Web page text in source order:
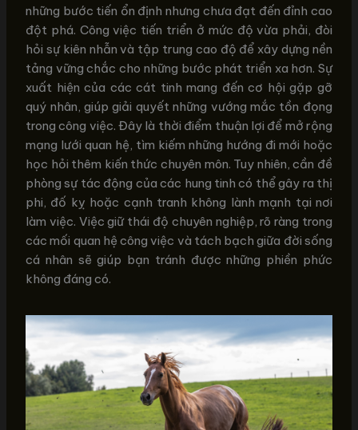
những bước tiến ổn định nhưng chưa đạt đến đỉnh cao
đột phá. Công việc tiến triển ở mức độ vừa phải, đòi
hỏi sự kiên nhẫn và tập trung cao độ để xây dựng nền
tảng vững chắc cho những bước phát triển xa hơn. Sự
xuất hiện của các cát tinh mang đến cơ hội gặp gỡ
quý nhân, giúp giải quyết những vướng mắc tồn đọng
trong công việc. Đây là thời điểm thuận lợi để mở rộng
mạng lưới quan hệ, tìm kiếm những hướng đi mới hoặc
học hỏi thêm kiến thức chuyên môn. Tuy nhiên, cần đề
phòng sự tác động của các hung tinh có thể gây ra thị
phi, đố kỵ hoặc cạnh tranh không lành mạnh tại nơi
làm việc. Việc giữ thái độ chuyên nghiệp, rõ ràng trong
các mối quan hệ công việc và tách bạch giữa đời sống
cá nhân sẽ giúp bạn tránh được những phiền phức
không đáng có.